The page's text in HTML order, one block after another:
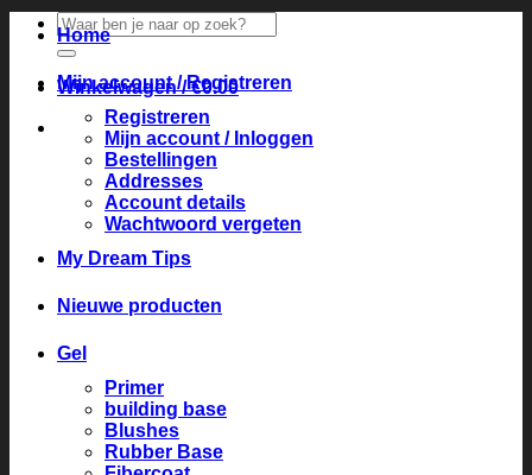
Zoeken
naar:
Winkelwagen /€0.00
Home
Mijn account / Registreren
Registreren
Mijn account / Inloggen
Bestellingen
Addresses
Account details
Wachtwoord vergeten
My Dream Tips
Nieuwe producten
Gel
Primer
building base
Blushes
Rubber Base